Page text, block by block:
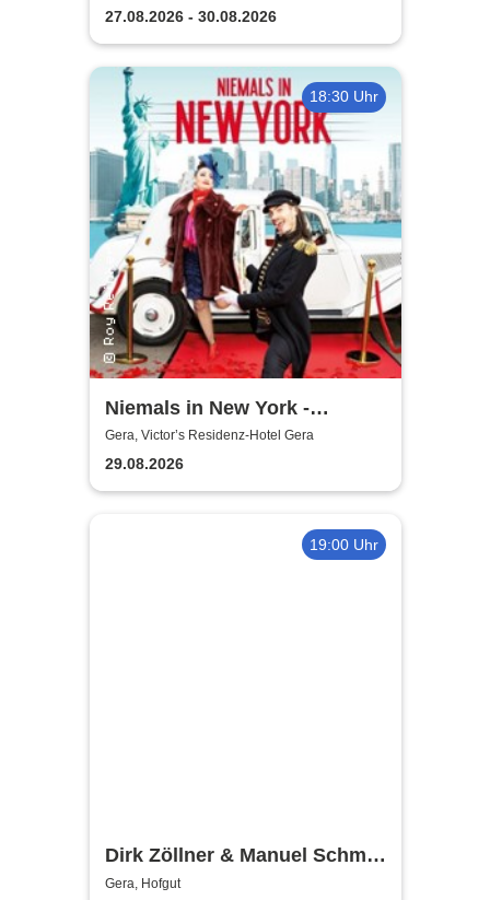
27.08.2026 - 30.08.2026
18:30 Uhr
Niemals in New York -
Musical-Dinner
Gera, Victor’s Residenz-Hotel Gera
29.08.2026
19:00 Uhr
Dirk Zöllner & Manuel Schmid
- Die schönsten Balladen aus
Gera, Hofgut